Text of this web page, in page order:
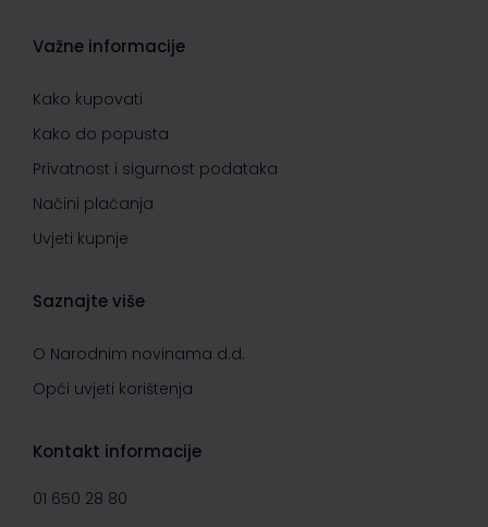
Važne informacije
Kako kupovati
Kako do popusta
Privatnost i sigurnost podataka
Načini plaćanja
Uvjeti kupnje
Saznajte više
O Narodnim novinama d.d.
Opći uvjeti korištenja
Kontakt informacije
01 650 28 80